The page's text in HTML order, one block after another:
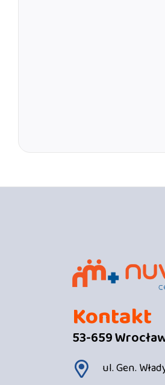
Kontakt
53-659
ul. Gen.